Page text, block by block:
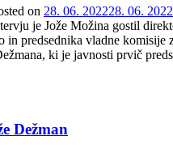
on 28. 06. 202228. 06. 2022
je Jože Možina gostil
in predsednika vladne komisije
ki je javnosti prvič
Dežman